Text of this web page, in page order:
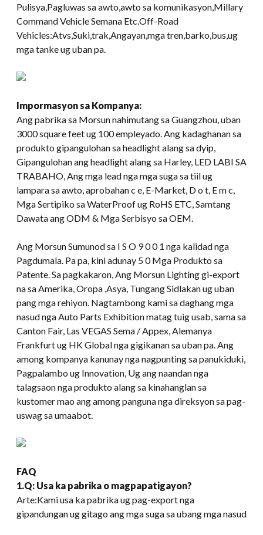
Pulisya,Pagluwas sa awto,awto sa komunikasyon,Millary
Command Vehicle Semana Etc.Off-Road
Vehicles:Atvs,Suki,trak,Angayan,mga tren,barko,bus,ug
mga tanke ug uban pa.
Impormasyon sa Kompanya:
Ang pabrika sa Morsun nahimutang sa Guangzhou, uban
3000 square feet ug 100 empleyado. Ang kadaghanan sa
produkto gipangulohan sa headlight alang sa dyip,
Gipangulohan ang headlight alang sa Harley, LED LABI SA
TRABAHO, Ang mga lead nga mga suga sa tiil ug
lampara sa awto, aprobahan c e, E-Market, D o t, E m c,
Mga Sertipiko sa WaterProof ug RoHS ETC, Samtang
Dawata ang ODM & Mga Serbisyo sa OEM.
Ang Morsun Sumunod sa I S O 9 0 0 1 nga kalidad nga
Pagdumala. Pa pa, kini adunay 5 0 Mga Produkto sa
Patente. Sa pagkakaron, Ang Morsun Lighting gi-export
na sa Amerika, Oropa ,Asya, Tungang Sidlakan ug uban
pang mga rehiyon. Nagtambong kami sa daghang mga
nasud nga Auto Parts Exhibition matag tuig usab, sama sa
Canton Fair, Las VEGAS Sema / Appex, Alemanya
Frankfurt ug HK Global nga gigikanan sa uban pa. Ang
among kompanya kanunay nga nagpunting sa panukiduki,
Pagpalambo ug Innovation, Ug ang naandan nga
talagsaon nga produkto alang sa kinahanglan sa
kustomer mao ang among panguna nga direksyon sa pag-
uswag sa umaabot.
FAQ
1.Q: Usa ka pabrika o magpapatigayon?
Arte:Kami usa ka pabrika ug pag-export nga
gipandungan ug gitago ang mga suga sa ubang mga nasud